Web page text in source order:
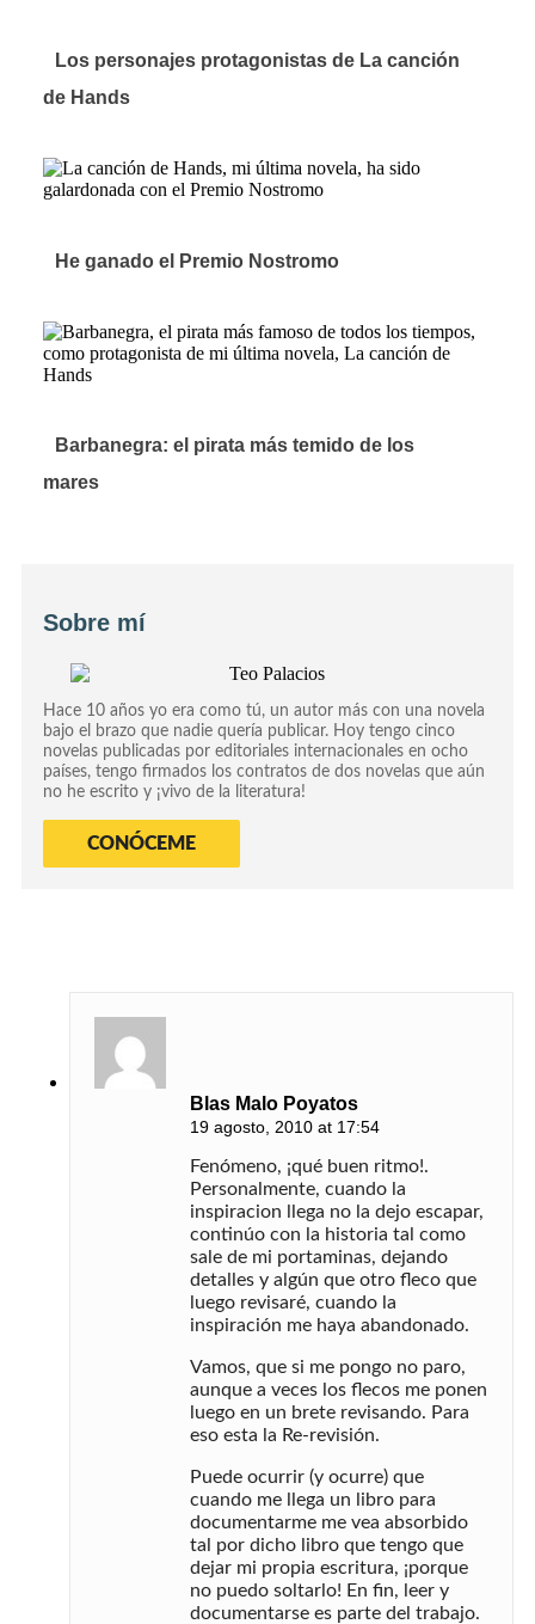
Los personajes protagonistas de La canción
de Hands
He ganado el Premio Nostromo
Barbanegra: el pirata más temido de los
mares
Sobre mí
Hace 10 años yo era como tú, un autor más con una novela
bajo el brazo que nadie quería publicar. Hoy tengo cinco
novelas publicadas por editoriales internacionales en ocho
países, tengo firmados los contratos de dos novelas que aún
no he escrito y ¡vivo de la literatura!
CONÓCEME
Blas Malo Poyatos
19 agosto, 2010 at 17:54
Fenómeno, ¡qué buen ritmo!.
Personalmente, cuando la
inspiracion llega no la dejo escapar,
continúo con la historia tal como
sale de mi portaminas, dejando
detalles y algún que otro fleco que
luego revisaré, cuando la
inspiración me haya abandonado.
Vamos, que si me pongo no paro,
aunque a veces los flecos me ponen
luego en un brete revisando. Para
eso esta la Re-revisión.
Puede ocurrir (y ocurre) que
cuando me llega un libro para
documentarme me vea absorbido
tal por dicho libro que tengo que
dejar mi propia escritura, ¡porque
no puedo soltarlo! En fin, leer y
documentarse es parte del trabajo.